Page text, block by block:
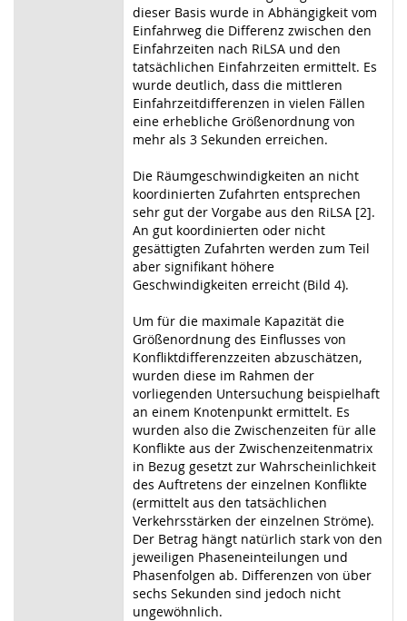
dieser Basis wurde in Abhängigkeit vom
Einfahrweg die Differenz zwischen den
Einfahrzeiten nach RiLSA und den
tatsächlichen Einfahrzeiten ermittelt. Es
wurde deutlich, dass die mittleren
Einfahrzeitdifferenzen in vielen Fällen
eine erhebliche Größenordnung von
mehr als 3 Sekunden erreichen.
Die Räumgeschwindigkeiten an nicht
koordinierten Zufahrten entsprechen
sehr gut der Vorgabe aus den RiLSA [2].
An gut koordinierten oder nicht
gesättigten Zufahrten werden zum Teil
aber signifikant höhere
Geschwindigkeiten erreicht (Bild 4).
Um für die maximale Kapazität die
Größenordnung des Einflusses von
Konfliktdifferenzzeiten abzuschätzen,
wurden diese im Rahmen der
vorliegenden Untersuchung beispielhaft
an einem Knotenpunkt ermittelt. Es
wurden also die Zwischenzeiten für alle
Konflikte aus der Zwischenzeitenmatrix
in Bezug gesetzt zur Wahrscheinlichkeit
des Auftretens der einzelnen Konflikte
(ermittelt aus den tatsächlichen
Verkehrsstärken der einzelnen Ströme).
Der Betrag hängt natürlich stark von den
jeweiligen Phaseneinteilungen und
Phasenfolgen ab. Differenzen von über
sechs Sekunden sind jedoch nicht
ungewöhnlich.